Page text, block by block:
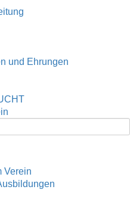
und Ehrungen
Verein